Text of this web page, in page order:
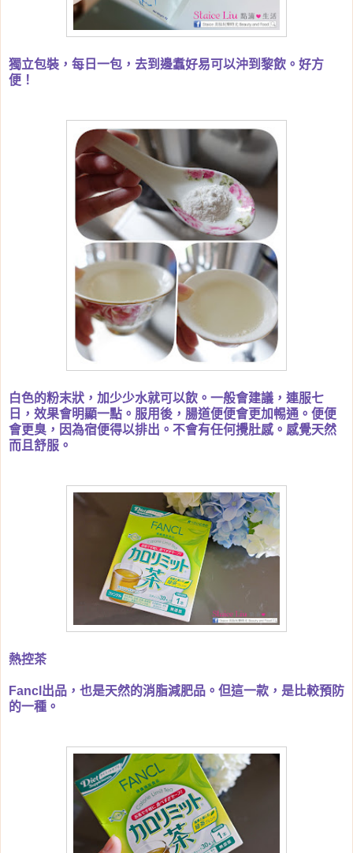
獨立包裝，每日一包，去到邊䘄好易可以沖到黎飲。好方
便！
白色的粉末狀，加少少水就可以飲。一般會建議，連服七
日，效果會明顯一點。服用後，腸道便便會更加𣈱通。便便
會更臭，因為宿便得以排出。不會有任何攪肚感。感覺天然
而且舒服。
熱控茶
Fancl出品，也是天然的消脂減肥品。但這一款，是比較預防
的一種。